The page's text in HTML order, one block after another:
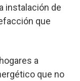
instalación de
que
a
que no